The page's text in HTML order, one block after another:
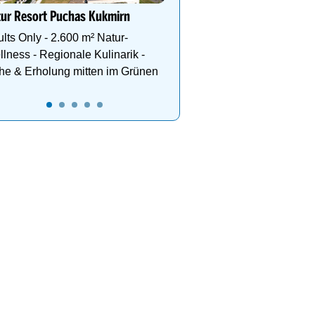
Sie die einzigartige
aus Natur, Luxus, Sport,
und Erholung.
Resort Puchas Kukmirn
Only - 2.600 m² Natur-
- Regionale Kulinarik -
& Erholung mitten im Grünen